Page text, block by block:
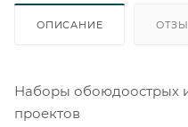
ОПИСАНИЕ
Наборы обоюдоострых
проектов